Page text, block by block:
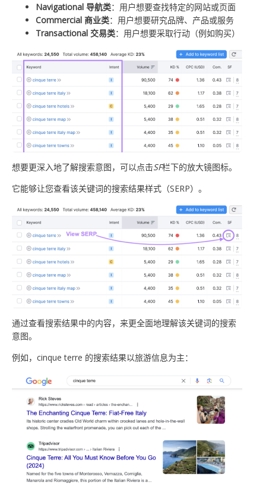
Navigational 导航类：用户想要查找特定的网站或页面
Commercial 商业类：用户想要研究品牌、产品或服务
Transactional 交易类：用户想要采取行动（例如购买）
想要更深入地了解搜索意图，可以点击SF栏下的放大镜图标。
它能够让您查看该关键词的搜索结果样式（SERP）。
通过查看搜索结果中的内容，来更全面地理解该关键词的搜索
意图。
例如，cinque terre 的搜索结果以旅游信息为主：